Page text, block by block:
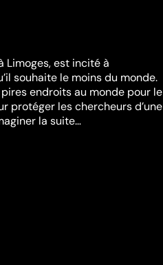
Limoges, est incité à
souhaite le moins du monde.
endroits au monde pour le
protéger les chercheurs d’une
la suite…